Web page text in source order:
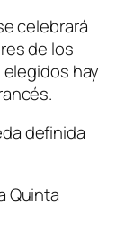
celebrará
de los
hay
definida
Quinta